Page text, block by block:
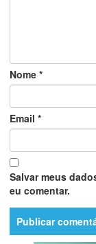
Nome *
Email *
Salvar meus
eu comentar.